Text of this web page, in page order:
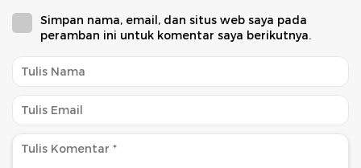
Simpan nama, email, dan situs web saya pada
peramban ini untuk komentar saya berikutnya.